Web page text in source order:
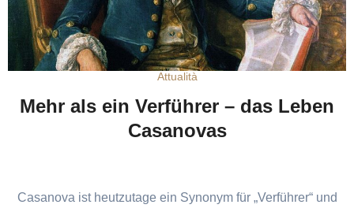
Attualità
Mehr als ein Verführer – das Leben
Casanovas
Casanova ist heutzutage ein Synonym für „Verführer“ und